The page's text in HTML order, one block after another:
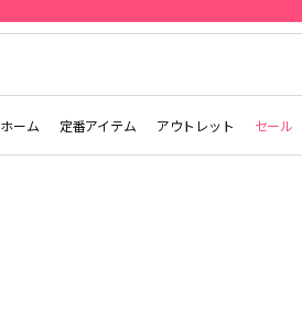
ホーム 定番アイテム アウトレット セール